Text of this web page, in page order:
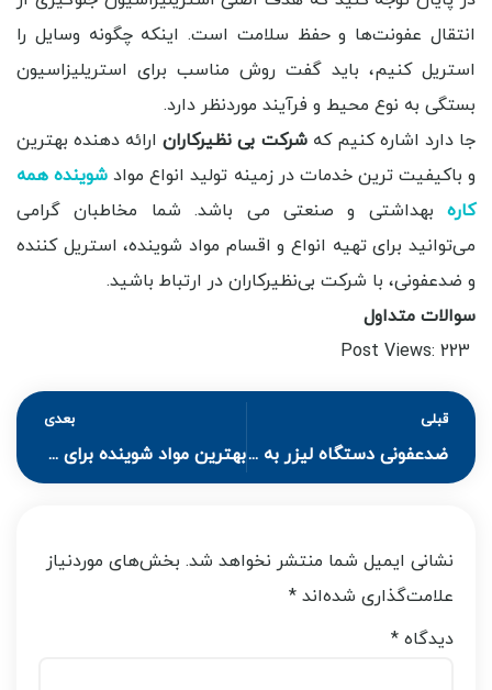
انتقال عفونت‌ها و حفظ سلامت است. اینکه چگونه وسایل را
استریل کنیم، باید گفت روش مناسب برای استریلیزاسیون
بستگی به نوع محیط و فرآیند موردنظر دارد.
جا دارد اشاره کنیم کهشرکت بی نظیرکارانارائه دهنده بهترین
و باکیفیت ترین خدمات در زمینه تولید انواع مواد شوینده همه
کاره بهداشتی و صنعتی می باشد. شما مخاطبان گرامی
می‌توانید برای تهیه انواع و اقسام مواد شوینده، استریل کننده
و ضدعفونی، با شرکت بی‌نظیرکاران در ارتباط باشید.
سوالات متداول
Post Views: 223
قبلی
ضدعفونی دستگاه لیزر به روش اصولی و صحیح
بعدی
بهترین مواد شوینده برای شستن فرش + چک لیست شستن فرش
نشانی ایمیل شما منتشر نخواهد شد. بخش‌های موردنیاز
علامت‌گذاری شده‌اند *
دیدگاه *